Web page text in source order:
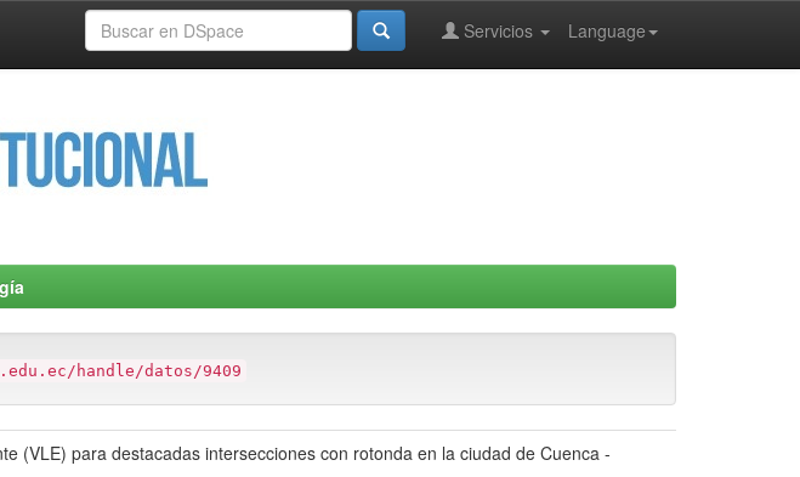
Language
Servicios
handle/datos/9409
(VLE) para destacadas intersecciones con rotonda en la ciudad de Cuenca -